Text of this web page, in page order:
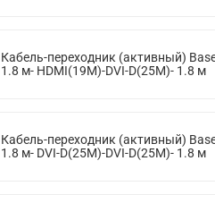
Кабель-переходник (активный)
1.8 м- HDMI(19M)-DVI-D(25M)- 1.8 м
Кабель-переходник (активный)
1.8 м- DVI-D(25M)-DVI-D(25M)- 1.8 м